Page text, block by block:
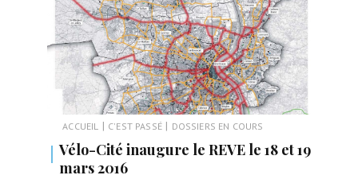
ACCUEIL | C'EST PASSÉ | DOSSIERS EN COURS
Vélo-Cité inaugure le REVE le 18 et 19
mars 2016